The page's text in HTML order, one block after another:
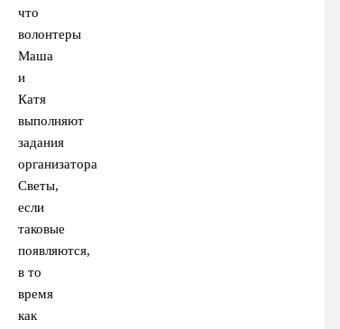
что
волонтеры
Маша
и
Катя
выполняют
задания
организатора
Светы,
если
таковые
появляются,
в то
время
как